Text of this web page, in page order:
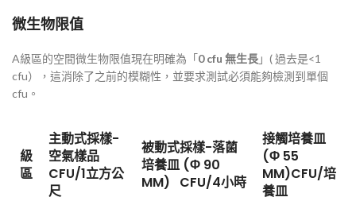
微生物限值
A級區的空間微生物限值現在明確為「0 cfu 無生長 」( 過去是<1
cfu），這消除了之前的模糊性，並要求測試必須能夠檢測到單個
cfu。
級
區
主動式採樣-
空氣樣品
CFU/1立方公
尺
被動式採樣-落菌
培養皿 (Φ 90
MM) CFU/4小時
接觸培養皿
(Φ 55
MM)CFU/培
養皿